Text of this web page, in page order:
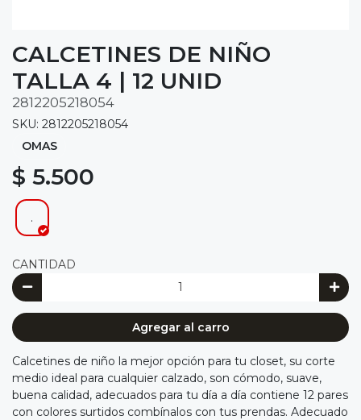
CALCETINES DE NIÑO
TALLA 4 | 12 UNID
2812205218054
SKU: 2812205218054
OMAS
$ 5.500
.
CANTIDAD
Agregar al carro
Calcetines de niño la mejor opción para tu closet, su corte
medio ideal para cualquier calzado, son cómodo, suave,
buena calidad, adecuados para tu día a día contiene 12 pares
con colores surtidos combínalos con tus prendas. Adecuado